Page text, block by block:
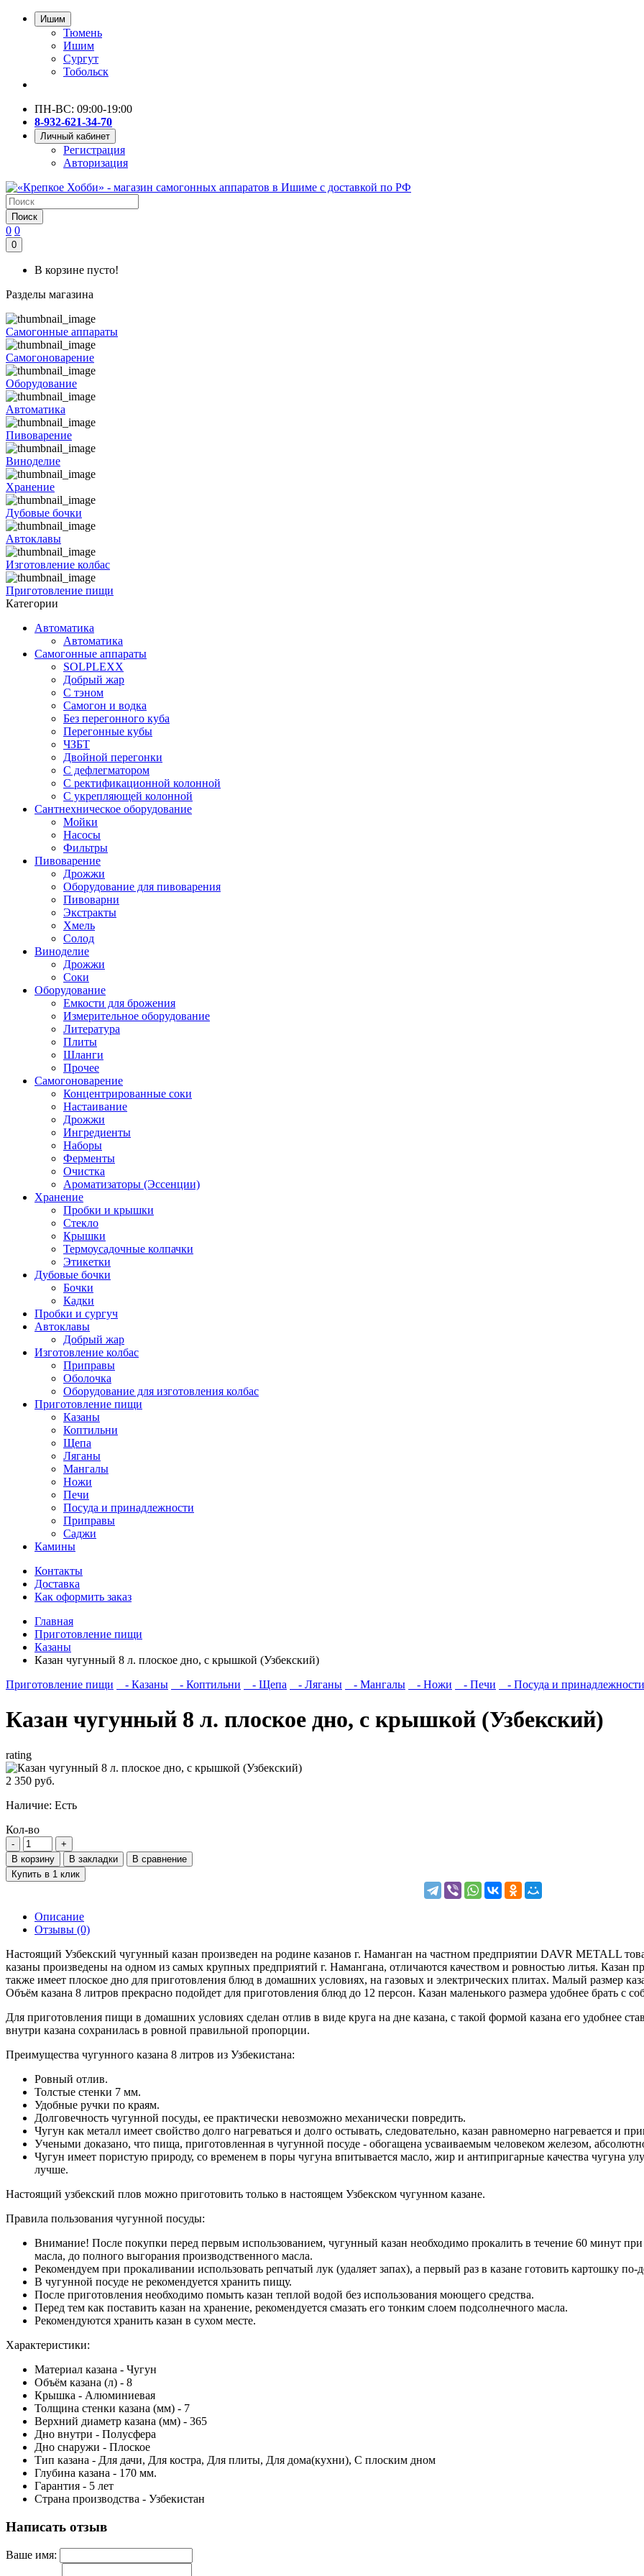
Ишим
Тюмень
Ишим
Сургут
Тобольск
ПН-ВС: 09:00-19:00
8-932-621-34-70
Личный кабинет
Регистрация
Авторизация
Поиск
0 0
0
В корзине пусто!
Разделы магазина
Самогонные аппараты
Самогоноварение
Оборудование
Автоматика
Пивоварение
Виноделие
Хранение
Дубовые бочки
Автоклавы
Изготовление колбас
Приготовление пищи
Категории
Автоматика
Автоматика
Самогонные аппараты
SOLPLEXX
Добрый жар
С тэном
Самогон и водка
Без перегонного куба
Перегонные кубы
ЧЗБТ
Двойной перегонки
С дефлегматором
С ректификационной колонной
С укрепляющей колонной
Сантнехническое оборудование
Мойки
Насосы
Фильтры
Пивоварение
Дрожжи
Оборудование для пивоварения
Пивоварни
Экстракты
Хмель
Солод
Виноделие
Дрожжи
Соки
Оборудование
Емкости для брожения
Измерительное оборудование
Литература
Плиты
Шланги
Прочее
Самогоноварение
Концентрированные соки
Настаивание
Дрожжи
Ингредиенты
Наборы
Ферменты
Очистка
Ароматизаторы (Эссенции)
Хранение
Пробки и крышки
Стекло
Крышки
Термоусадочные колпачки
Этикетки
Дубовые бочки
Бочки
Кадки
Пробки и сургуч
Автоклавы
Добрый жар
Изготовление колбас
Приправы
Оболочка
Оборудование для изготовления колбас
Приготовление пищи
Казаны
Коптильни
Щепа
Ляганы
Мангалы
Ножи
Печи
Посуда и принадлежности
Приправы
Саджи
Камины
Контакты
Доставка
Как оформить заказ
Главная
Приготовление пищи
Казаны
Казан чугунный 8 л. плоское дно, с крышкой (Узбекский)
Приготовление пищи
- Казаны - Коптильни - Щепа - Ляганы - Мангалы - Ножи - Печи - Посуда и принадлежности
Казан чугунный 8 л. плоское дно, с крышкой (Узбекский)
rating
2 350 руб.
Наличие: Есть
Кол-во
В корзину В закладки
В сравнение
Купить в 1 клик
Описание
Отзывы (0)
Настоящий Узбекский чугунный казан произведен на родине казанов г. Наманган на частном предприятии DAVR METALL
казаны произведены на одном из самых крупных предприятий г. Намангана, отличаются качеством и ровностью литья. Казан
также имеет плоское дно для приготовления блюд в домашних условиях, на газовых и электрических плитах. Малый размер
Объём казана 8 литров прекрасно подойдет для приготовления блюд до 12 персон. Казан маленького размера удобнее брать с
Для приготовления пищи в домашних условиях сделан отлив в виде круга на дне казана, с такой формой казана его удобнее
внутри казана сохранилась в ровной правильной пропорции.
Преимущества чугунного казана 8 литров из Узбекистана:
Ровный отлив.
Толстые стенки 7 мм.
Удобные ручки по краям.
Долговечность чугунной посуды, ее практически невозможно механически повредить.
Чугун как металл имеет свойство долго нагреваться и долго остывать, следовательно, казан равномерно нагревается и
Учеными доказано, что пища, приготовленная в чугунной посуде - обогащена усваиваемым человеком железом,
Чугун имеет пористую природу, со временем в поры чугуна впитывается масло, жир и антипригарные качества чугуна
лучше.
Настоящий узбекский плов можно приготовить только в настоящем Узбекском чугунном казане.
Правила пользования чугунной посуды:
Внимание! После покупки перед первым использованием, чугунный казан необходимо прокалить в течение 60 минут при
масла, до полного выгорания производственного масла.
Рекомендуем при прокаливании использовать репчатый лук (удаляет запах), а первый раз в казане готовить картошку по-
В чугунной посуде не рекомендуется хранить пищу.
После приготовления необходимо помыть казан теплой водой без использования моющего средства.
Перед тем как поставить казан на хранение, рекомендуется смазать его тонким слоем подсолнечного масла.
Рекомендуются хранить казан в сухом месте.
Характеристики:
Материал казана - Чугун
Объём казана (л) - 8
Крышка - Алюминиевая
Толщина стенки казана (мм) - 7
Верхний диаметр казана (мм) - 365
Дно внутри - Полусфера
Дно снаружи - Плоское
Тип казана - Для дачи, Для костра, Для плиты, Для дома(кухни), С плоским дном
Глубина казана - 170 мм.
Гарантия - 5 лет
Страна производства - Узбекистан
Написать отзыв
Ваше имя: